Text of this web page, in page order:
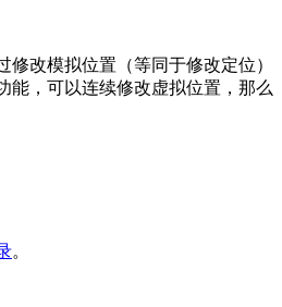
修改模拟位置（等同于修改定位）
能，可以连续修改虚拟位置，那么
。